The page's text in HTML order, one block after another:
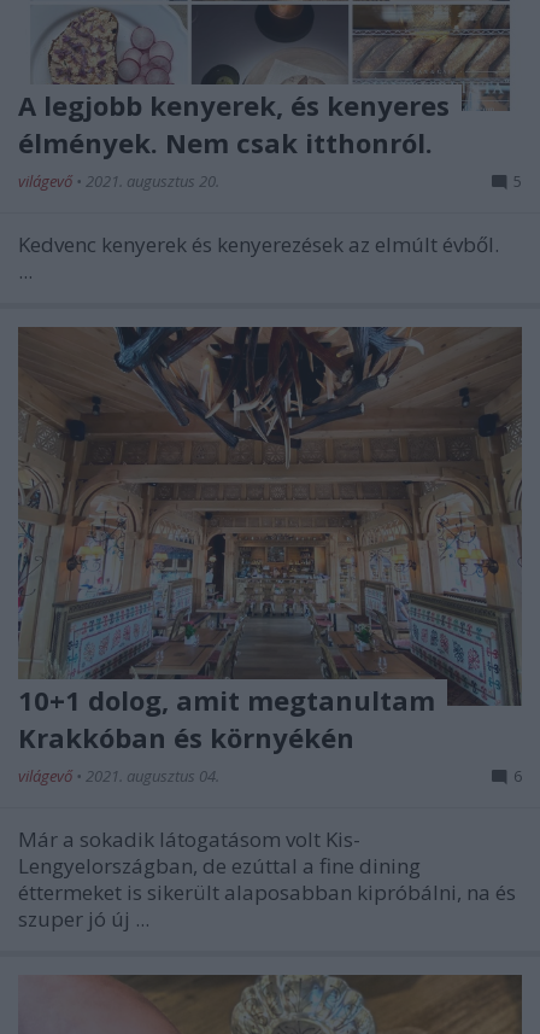
A legjobb kenyerek, és kenyeres
élmények. Nem csak itthonról.
világevő • 2021. augusztus 20. 5
Kedvenc kenyerek és kenyerezések az elmúlt évből.
...
10+1 dolog, amit megtanultam
Krakkóban és környékén
világevő • 2021. augusztus 04. 6
Már a sokadik látogatásom volt Kis-
Lengyelországban, de ezúttal a fine dining
éttermeket is sikerült alaposabban kipróbálni, na és
szuper jó új ...